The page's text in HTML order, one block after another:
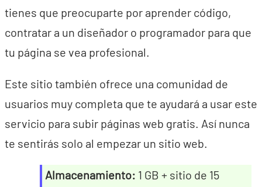
tienes que preocuparte por aprender código,
contratar a un diseñador o programador para que
tu página se vea profesional.
Este sitio también ofrece una comunidad de
usuarios muy completa que te ayudará a usar este
servicio para subir páginas web gratis. Así nunca
te sentirás solo al empezar un sitio web.
Almacenamiento: 1 GB + sitio de 15